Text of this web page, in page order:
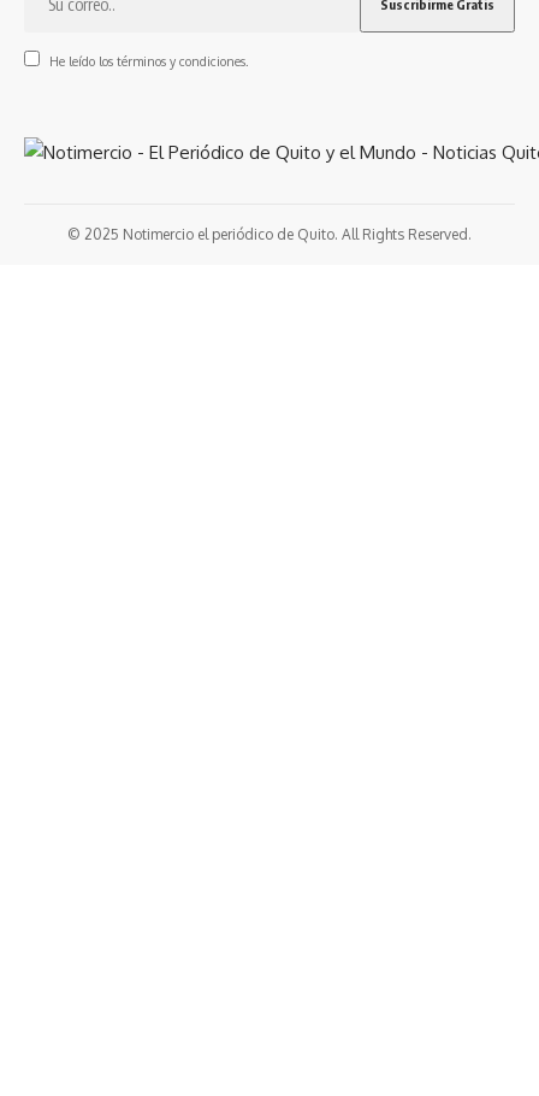
He leído los términos y condiciones.
© 2025 Notimercio el periódico de Quito. All Rights Reserved.